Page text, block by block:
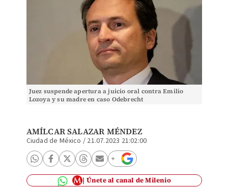
Juez suspende apertura a juicio oral contra Emilio
Lozoya y su madre en caso Odebrecht
AMÍLCAR SALAZAR MÉNDEZ
Ciudad de México / 21.07.2023 21:02:00
Únete al canal de Milenio